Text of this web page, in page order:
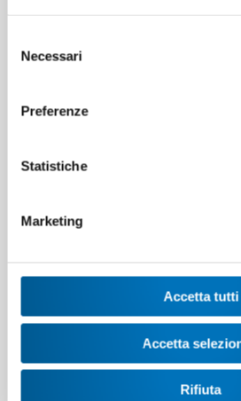
delNecessari
Preferenze
Statistiche
Marketing
Accetta tutti
Accetta
Rifiuta
Swissmem è un’organizzazione di